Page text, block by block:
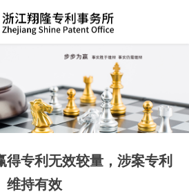
得专利无效较量，涉案专利
维持有效